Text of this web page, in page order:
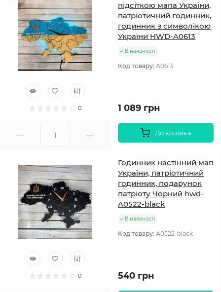
0
підсіткою мапа України,
патріотичний годинник,
годинник з символікою
України HWD-A0613
В наявності
Код товару: A0613
1 089 грн
До кошика
0
Годинник настінний мап
України, патріотичний
годинник, подарунок
патріоту Чорний hwd-
A0522-black
В наявності
Код товару: A0522-black
540 грн